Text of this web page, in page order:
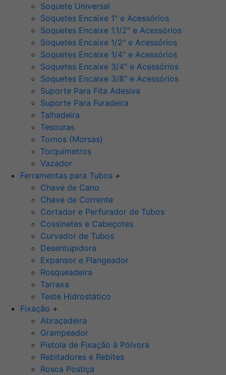
Soquete Universal
Soquetes Encaixe 1" e Acessórios
Soquetes Encaixe 1.1/2" e Acessórios
Soquetes Encaixe 1/2" e Acessórios
Soquetes Encaixe 1/4" e Acessórios
Soquetes Encaixe 3/4" e Acessórios
Soquetes Encaixe 3/8" e Acessórios
Suporte Para Fita Adesiva
Suporte Para Furadeira
Talhadeira
Tesouras
Tornos (Morsas)
Torquímetros
Vazador
Ferramentas para Tubos +
Chave de Cano
Chave de Corrente
Cortador e Perfurador de Tubos
Cossinetes e Cabeçotes
Curvador de Tubos
Desentupidora
Expansor e Flangeador
Rosqueadeira
Tarraxa
Teste Hidrostático
Fixação +
Abraçadeira
Grampeador
Pistola de Fixação à Pólvora
Rebitadores e Rebites
Rosca Postiça